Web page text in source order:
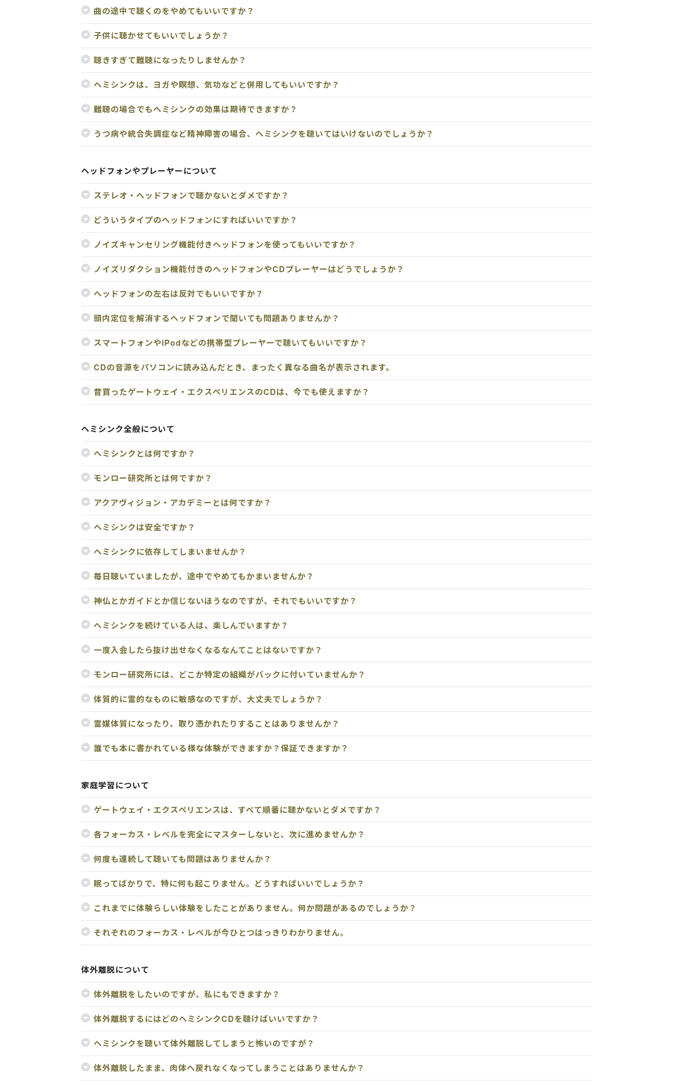
曲の途中で聴くのをやめてもいいですか？
子供に聴かせてもいいでしょうか？
聴きすぎて難聴になったりしませんか？
ヘミシンクは、ヨガや瞑想、気功などと併用してもいいですか？
難聴の場合でもヘミシンクの効果は期待できますか？
うつ病や統合失調症など精神障害の場合、ヘミシンクを聴いてはいけないのでしょうか？
ヘッドフォンやプレーヤーについて
ステレオ・ヘッドフォンで聴かないとダメですか？
どういうタイプのヘッドフォンにすればいいですか？
ノイズキャンセリング機能付きヘッドフォンを使ってもいいですか？
ノイズリダクション機能付きのヘッドフォンやCDプレーヤーはどうでしょうか？
ヘッドフォンの左右は反対でもいいですか？
頭内定位を解消するヘッドフォンで聞いても問題ありませんか？
スマートフォンやiPodなどの携帯型プレーヤーで聴いてもいいですか？
CDの音源をパソコンに読み込んだとき、まったく異なる曲名が表示されます。
昔買ったゲートウェイ・エクスペリエンスのCDは、今でも使えますか？
ヘミシンク全般について
ヘミシンクとは何ですか？
モンロー研究所とは何ですか？
アクアヴィジョン・アカデミーとは何ですか？
ヘミシンクは安全ですか？
ヘミシンクに依存してしまいませんか？
毎日聴いていましたが、途中でやめてもかまいませんか？
神仏とかガイドとか信じないほうなのですが、それでもいいですか？
ヘミシンクを続けている人は、楽しんでいますか？
一度入会したら抜け出せなくなるなんてことはないですか？
モンロー研究所には、どこか特定の組織がバックに付いていませんか？
体質的に霊的なものに敏感なのですが、大丈夫でしょうか？
霊媒体質になったり、取り憑かれたりすることはありませんか？
誰でも本に書かれている様な体験ができますか？保証できますか？
家庭学習について
ゲートウェイ・エクスペリエンスは、すべて順番に聴かないとダメですか？
各フォーカス・レベルを完全にマスターしないと、次に進めませんか？
何度も連続して聴いても問題はありませんか？
眠ってばかりで、特に何も起こりません。どうすればいいでしょうか？
これまでに体験らしい体験をしたことがありません。何か問題があるのでしょうか？
それぞれのフォーカス・レベルが今ひとつはっきりわかりません。
体外離脱について
体外離脱をしたいのですが、私にもできますか？
体外離脱するにはどのヘミシンクCDを聴けばいいですか？
ヘミシンクを聴いて体外離脱してしまうと怖いのですが？
体外離脱したまま、肉体へ戻れなくなってしまうことはありませんか？